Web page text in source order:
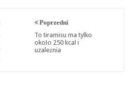
Poprzedni
To tiramisu ma tylko
około 250 kcal i
uzależnia